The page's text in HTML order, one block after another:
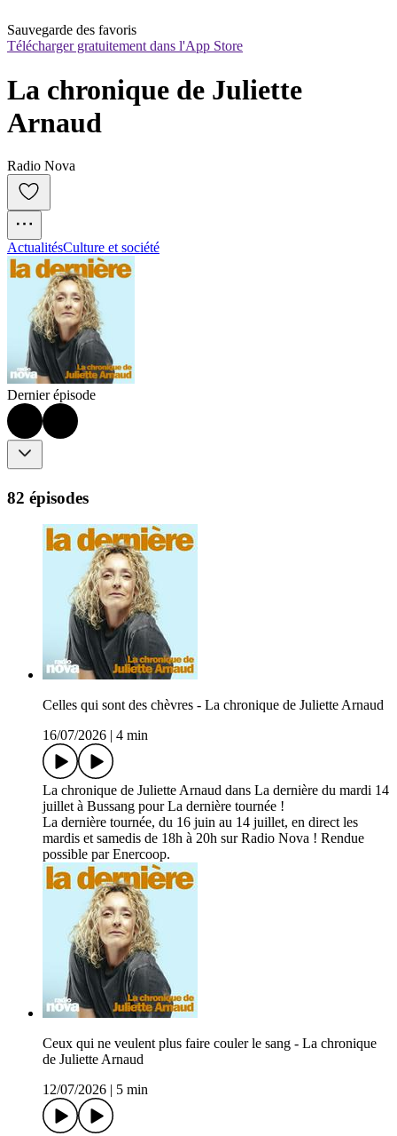
Sauvegarde des favoris
Télécharger gratuitement dans l'App Store
La chronique de Juliette
Arnaud
Radio Nova
ActualitésCulture et société
Dernier épisode
82 épisodes
Celles qui sont des chèvres - La chronique de Juliette Arnaud
16/07/2026
4 min
La chronique de Juliette Arnaud dans La dernière du mardi 14
juillet à Bussang pour La dernière tournée !
La dernière tournée, du 16 juin au 14 juillet, en direct les
mardis et samedis de 18h à 20h sur Radio Nova ! Rendue
possible par Enercoop.
Ceux qui ne veulent plus faire couler le sang - La chronique
de Juliette Arnaud
12/07/2026
5 min